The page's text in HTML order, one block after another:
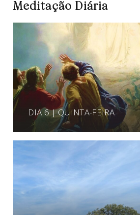
Meditação Diária
DIA 6 | QUINTA-FEIRA